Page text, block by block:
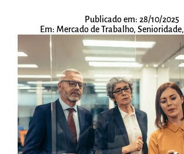
Publicado em: 28/10/2025
Em: Mercado de Trabalho, Senioridade,